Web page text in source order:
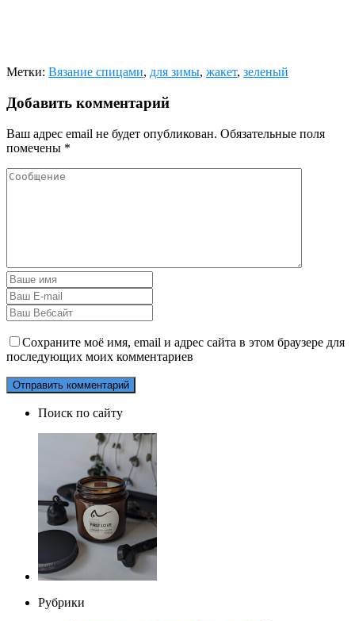
Метки: Вязание спицами, для зимы, жакет, зеленый
Добавить комментарий
Ваш адрес email не будет опубликован. Обязательные поля
помечены *
Сохраните моё имя, email и адрес сайта в этом браузере для
последующих моих комментариев
Поиск по сайту
Рубрики